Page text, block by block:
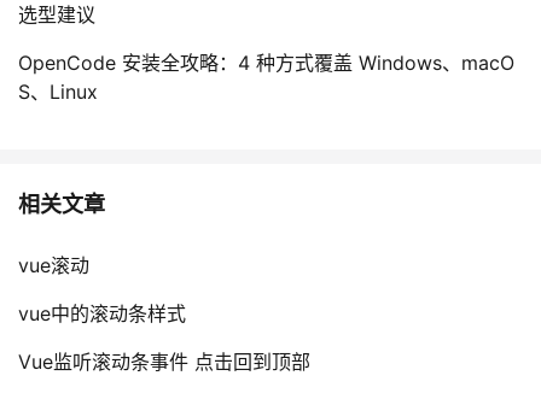
选型建议
OpenCode 安装全攻略：4 种方式覆盖 Windows、macO
S、Linux
相关文章
vue滚动
vue中的滚动条样式
Vue监听滚动条事件 点击回到顶部